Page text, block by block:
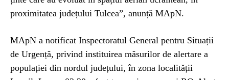
proximitatea județului Tulcea”, anunță MApN.
MApN a notificat Inspectoratul General pentru Situații
de Urgență, privind instituirea măsurilor de alertare a
populației din nordul județului, în zona localității